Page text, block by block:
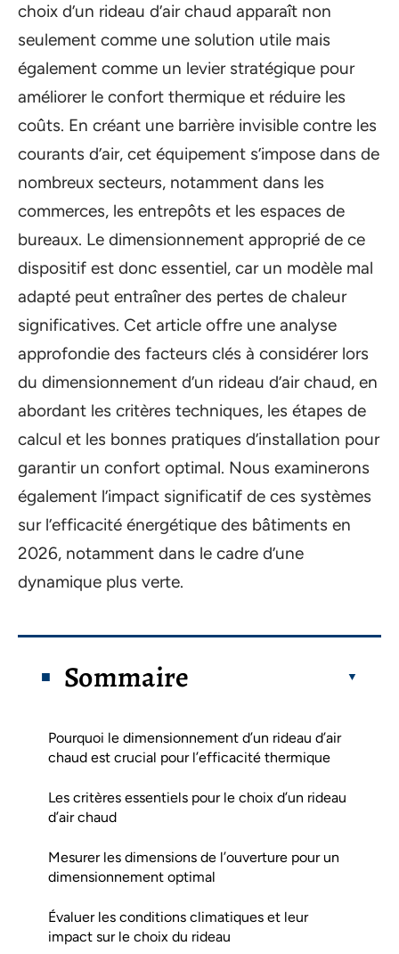
choix d’un rideau d’air chaud apparaît non
seulement comme une solution utile mais
également comme un levier stratégique pour
améliorer le confort thermique et réduire les
coûts. En créant une barrière invisible contre les
courants d’air, cet équipement s’impose dans de
nombreux secteurs, notamment dans les
commerces, les entrepôts et les espaces de
bureaux. Le dimensionnement approprié de ce
dispositif est donc essentiel, car un modèle mal
adapté peut entraîner des pertes de chaleur
significatives. Cet article offre une analyse
approfondie des facteurs clés à considérer lors
du dimensionnement d’un rideau d’air chaud, en
abordant les critères techniques, les étapes de
calcul et les bonnes pratiques d’installation pour
garantir un confort optimal. Nous examinerons
également l’impact significatif de ces systèmes
sur l’efficacité énergétique des bâtiments en
2026, notamment dans le cadre d’une
dynamique plus verte.
Sommaire
Pourquoi le dimensionnement d’un rideau d’air
chaud est crucial pour l’efficacité thermique
Les critères essentiels pour le choix d’un rideau
d’air chaud
Mesurer les dimensions de l’ouverture pour un
dimensionnement optimal
Évaluer les conditions climatiques et leur
impact sur le choix du rideau